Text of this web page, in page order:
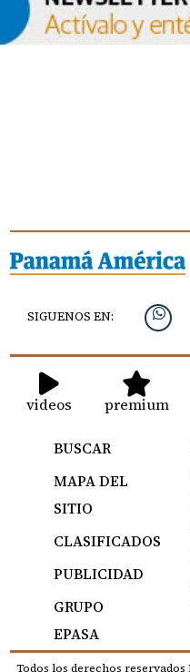
SIGUENOS EN:
videos premium
BUSCAR
MAPA DEL
SITIO
CLASIFICADOS
PUBLICIDAD
GRUPO
EPASA
Todos los derechos reservados